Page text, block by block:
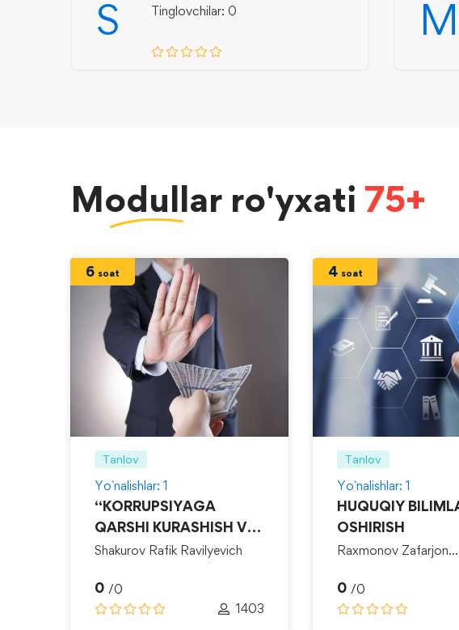
S Tinglovchilar: 0 M
Modullar ro'yxati 75+
6 soat
Tanlov
Yo`nalishlar: 1
“KORRUPSIYAGA
QARSHI KURASHISH VA
MANFAATLAR
BOSHQARISH”
Shakurov Rafik Ravilyevich
0 /0
1403
4 soat
Tanlov
Yo`nalishlar: 1
HUQUQIY
OSHIRISH
Raxmonov Zafarjon
0 /0